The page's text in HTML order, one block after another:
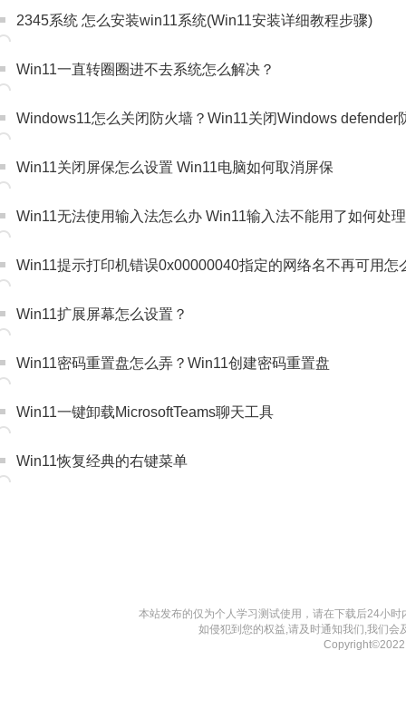
2345系统 怎么安装win11系统(Win11安装详细教程步骤)
Win11一直转圈圈进不去系统怎么解决？
Windows11怎么关闭防火墙？Win11关闭Windows defender
Win11关闭屏保怎么设置 Win11电脑如何取消屏保
Win11无法使用输入法怎么办 Win11输入法不能用了如何处理
Win11提示打印机错误0x00000040指定的网络名不再可用怎
Win11扩展屏幕怎么设置？
Win11密码重置盘怎么弄？Win11创建密码重置盘
Win11一键卸载MicrosoftTeams聊天工具
Win11恢复经典的右键菜单
本站发布的仅为个人学习测试使用，请在下载后24小
如侵犯到您的权益,请及时通知我们,我们
Copyright©2022